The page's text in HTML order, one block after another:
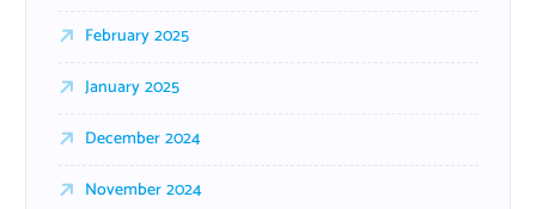
February 2025
January 2025
December 2024
November 2024